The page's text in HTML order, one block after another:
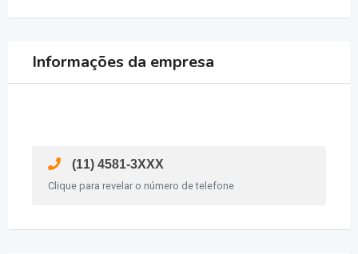
Informações da empresa
(11) 4581-3XXX
Clique para revelar o número de telefone